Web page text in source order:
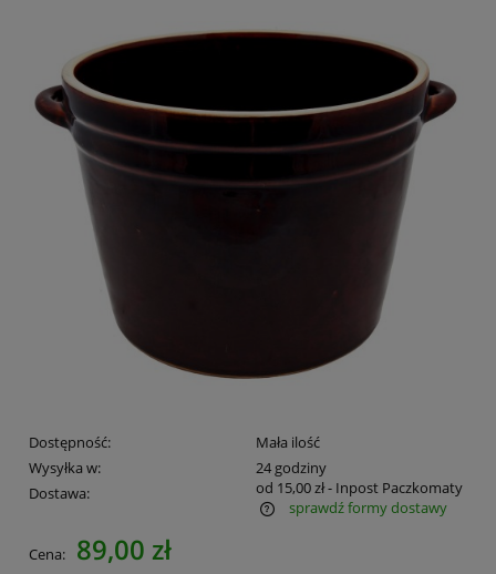
Dostępność:
Mała ilość
Wysyłka w:
24 godziny
Dostawa:
od 15,00 zł- Inpost Paczkomaty
sprawdź formy dostawy
Cena: 89,00 zł